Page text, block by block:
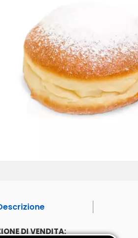
DI VENDITA: